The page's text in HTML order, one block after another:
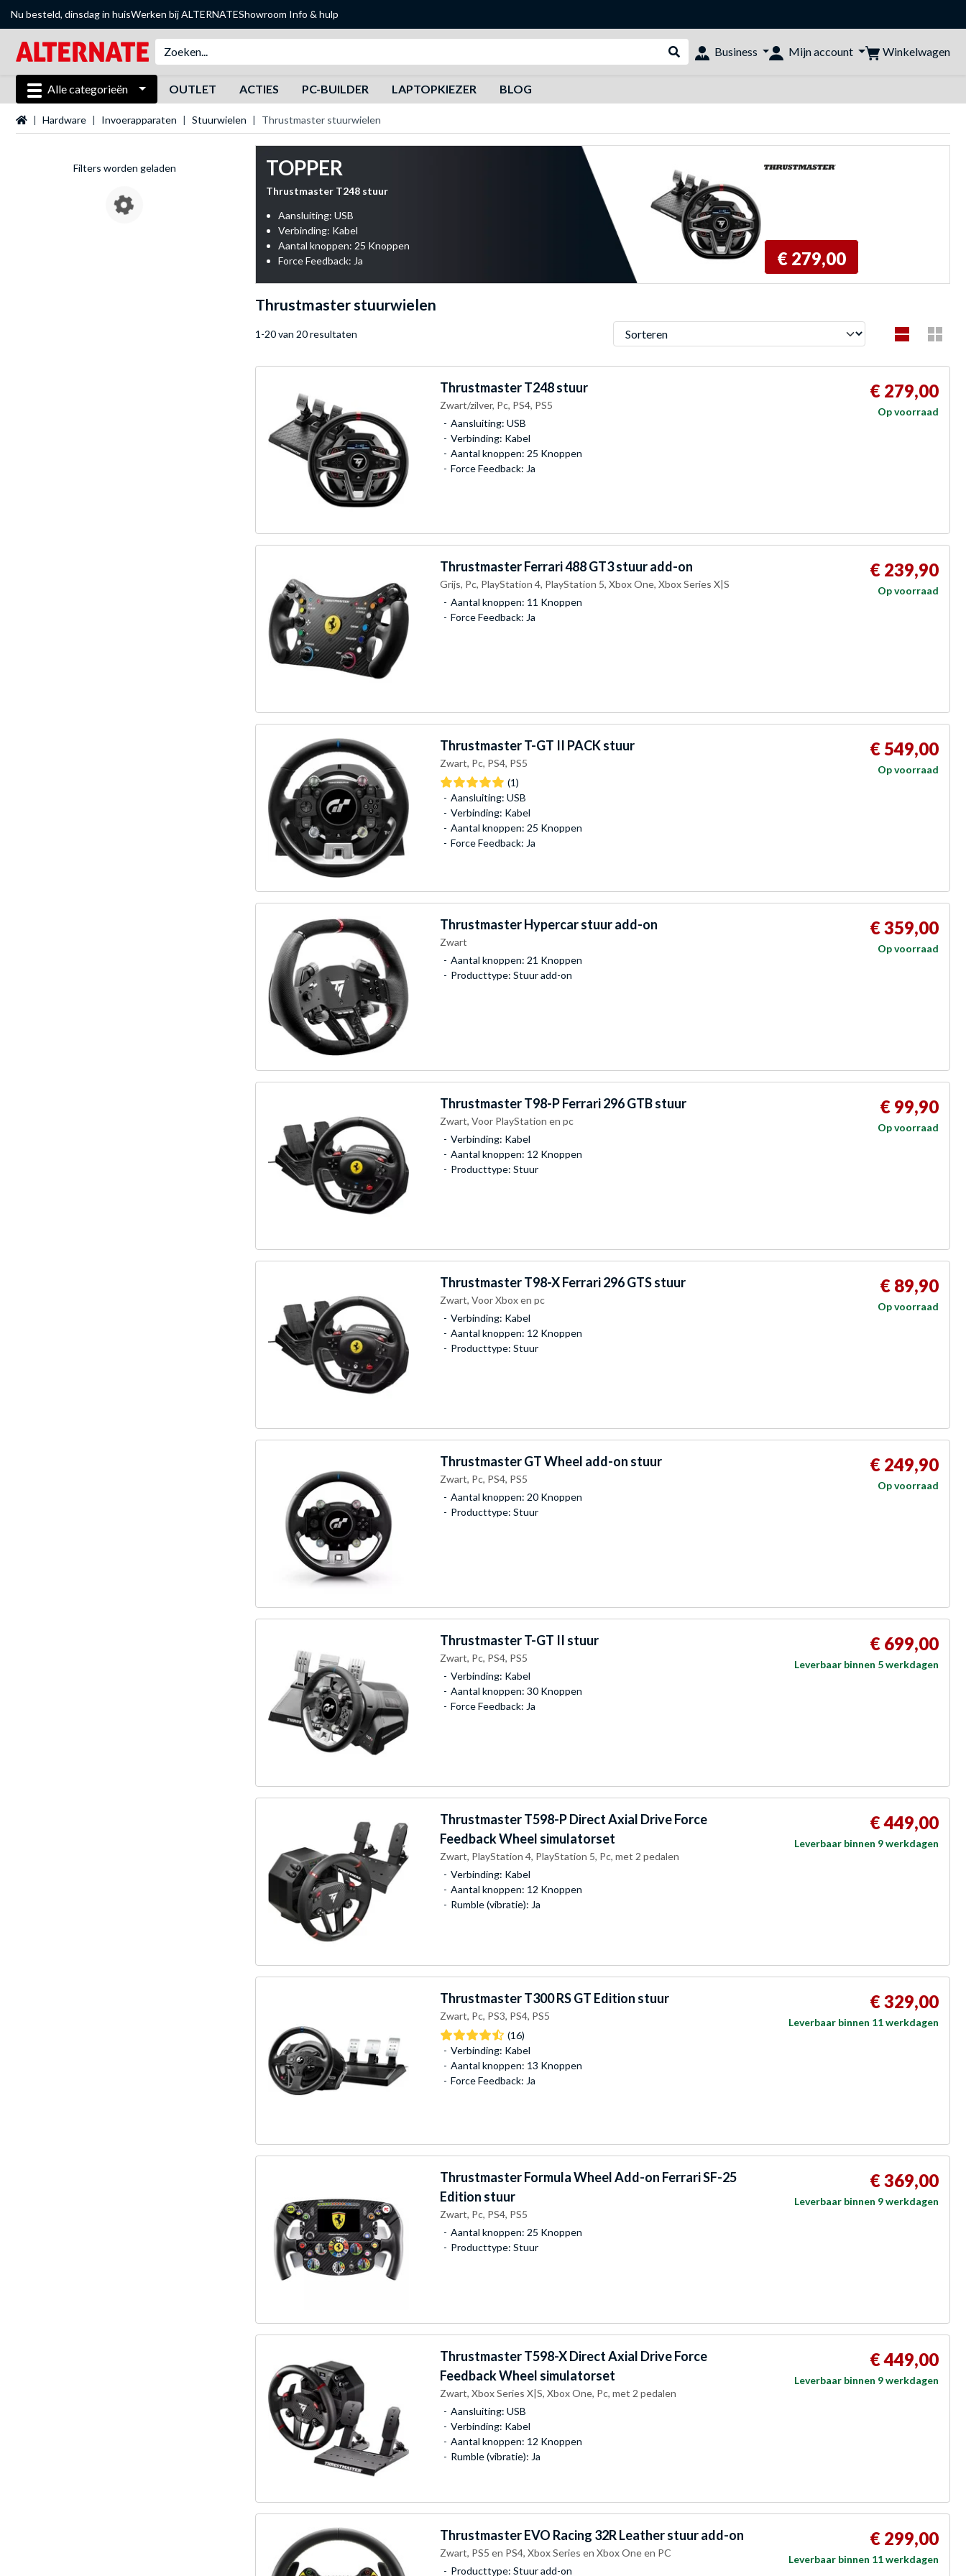
Nu besteld, dinsdag in huisWerken bij ALTERNATEShowroom Info & hulp
Webshop doorzoeken
Business Mijn account Winkelwagen
Alle categorieën OUTLET ACTIES PC-BUILDER LAPTOPKIEZER BLOG
Startpagina
Hardware Invoerapparaten Stuurwielen Thrustmaster stuurwielen
Filters worden geladen TOPPER
Thrustmaster T248 stuur
Aansluiting: USB
Verbinding: Kabel
Aantal knoppen: 25 Knoppen
Force Feedback: Ja
€ 279,00
Thrustmaster stuurwielen
1-20 van 20 resultaten Sorteren
ThrustmasterT248 stuur
Zwart/zilver, Pc, PS4, PS5
Aansluiting: USB
Verbinding: Kabel
Aantal knoppen: 25 Knoppen
Force Feedback: Ja
€ 279,00
Op voorraad
ThrustmasterFerrari 488 GT3 stuur add-on
Grijs, Pc, PlayStation 4, PlayStation 5, Xbox One, Xbox Series X|S
Aantal knoppen: 11 Knoppen
Force Feedback: Ja
€ 239,90
Op voorraad
ThrustmasterT-GT II PACK stuur
Zwart, Pc, PS4, PS5
(1)
Aansluiting: USB
Verbinding: Kabel
Aantal knoppen: 25 Knoppen
Force Feedback: Ja
€ 549,00
Op voorraad
ThrustmasterHypercar stuur add-on
Zwart
Aantal knoppen: 21 Knoppen
Producttype: Stuur add-on
€ 359,00
Op voorraad
ThrustmasterT98-P Ferrari 296 GTB stuur
Zwart, Voor PlayStation en pc
Verbinding: Kabel
Aantal knoppen: 12 Knoppen
Producttype: Stuur
€ 99,90
Op voorraad
ThrustmasterT98-X Ferrari 296 GTS stuur
Zwart, Voor Xbox en pc
Verbinding: Kabel
Aantal knoppen: 12 Knoppen
Producttype: Stuur
€ 89,90
Op voorraad
ThrustmasterGT Wheel add-on stuur
Zwart, Pc, PS4, PS5
Aantal knoppen: 20 Knoppen
Producttype: Stuur
€ 249,90
Op voorraad
ThrustmasterT-GT II stuur
Zwart, Pc, PS4, PS5
Verbinding: Kabel
Aantal knoppen: 30 Knoppen
Force Feedback: Ja
€ 699,00
Leverbaar binnen 5 werkdagen
ThrustmasterT598-P Direct Axial Drive Force
Feedback Wheel simulatorset
Zwart, PlayStation 4, PlayStation 5, Pc, met 2 pedalen
Verbinding: Kabel
Aantal knoppen: 12 Knoppen
Rumble (vibratie): Ja
€ 449,00
Leverbaar binnen 9 werkdagen
ThrustmasterT300 RS GT Edition stuur
Zwart, Pc, PS3, PS4, PS5
(16)
Verbinding: Kabel
Aantal knoppen: 13 Knoppen
Force Feedback: Ja
€ 329,00
Leverbaar binnen 11 werkdagen
ThrustmasterFormula Wheel Add-on Ferrari SF-25
Edition stuur
Zwart, Pc, PS4, PS5
Aantal knoppen: 25 Knoppen
Producttype: Stuur
€ 369,00
Leverbaar binnen 9 werkdagen
ThrustmasterT598-X Direct Axial Drive Force
Feedback Wheel simulatorset
Zwart, Xbox Series X|S, Xbox One, Pc, met 2 pedalen
Aansluiting: USB
Verbinding: Kabel
Aantal knoppen: 12 Knoppen
Rumble (vibratie): Ja
€ 449,00
Leverbaar binnen 9 werkdagen
ThrustmasterEVO Racing 32R Leather stuur add-on
Zwart, PS5 en PS4, Xbox Series en Xbox One en PC
Producttype: Stuur add-on
€ 299,00
Leverbaar binnen 11 werkdagen